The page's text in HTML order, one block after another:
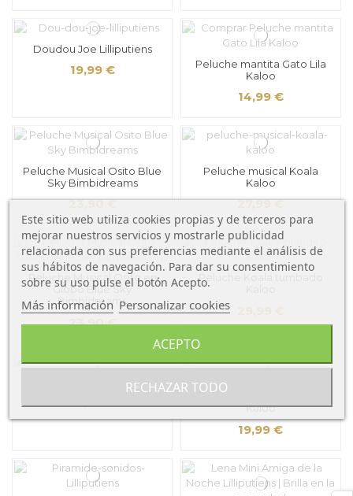
Doudou Joe Lilliputiens
19,99 €
Peluche mantita Gato Lila
Kaloo
14,99 €
Peluche Musical Osito Blue
Sky Bimbidreams
23,90 €
Peluche musical Koala
Kaloo
27,99 €
Peluche Musical Osito en
Globo Blue Sky
Bimbidreams
23,90 €
Peluche Koala tumbado
Doudou Koala Kaloo
19,99 €
Doudou Lana Panda Rojo
Kaloo
19,99 €
Este sitio web utiliza cookies propias y de terceros para
mejorar nuestros servicios y mostrarle publicidad
relacionada con sus preferencias mediante el análisis de
sus hábitos de navegación. Para dar su consentimiento
sobre su uso pulse el botón Acepto.
Más información Personalizar cookies
RECHAZAR TODO
ACEPTO